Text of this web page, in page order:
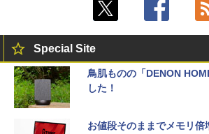
Special Site
鳥肌ものの「DENON
した！
お値段そのままでメモリ